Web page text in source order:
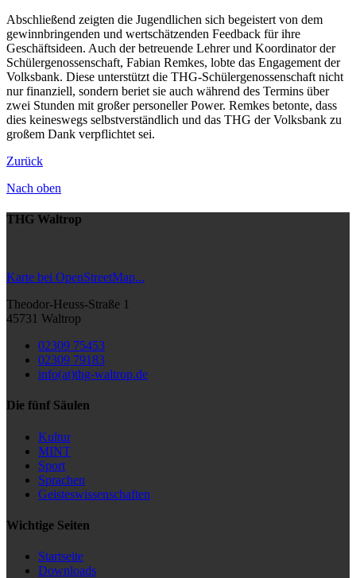
Abschließend zeigten die Jugendlichen sich begeistert von dem
gewinnbringenden und wertschätzenden Feedback für ihre
Geschäftsideen. Auch der betreuende Lehrer und Koordinator der
Schülergenossenschaft, Fabian Remkes, lobte das Engagement der
Volksbank. Diese unterstützt die THG-Schülergenossenschaft nicht
nur finanziell, sondern beriet sie auch während des Termins über
zwei Stunden mit großer personeller Power. Remkes betonte, dass
dies keineswegs selbstverständlich und das THG der Volksbank zu
großem Dank verpflichtet sei.
Zurück
Nach oben
THG Waltrop
Karte bei OpenStreetMap...
Theodor-Heuss-Straße 1
45731 Waltrop
02309 75453
02309 79183
info(at)thg-waltrop.de
Die fünf Säulen
Kultur
MINT
Sport
Sprachen
Geisteswissenschaften
Wichtige Seiten
Startseite
Downloads